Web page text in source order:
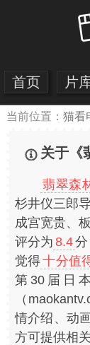
首页 片
当前位置： 猫看
关于《
翡翠森
杉井仪三郎
成宫宽贵、
评分为 8.4
觉得十分值
第30届日
（
情介绍、动
方可提供相关